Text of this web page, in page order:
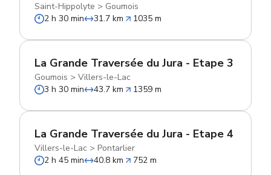
Saint-Hippolyte > Goumois
2 h 30 min
31.7 km 1035 m
La Grande Traversée du Jura - Etape 3
Goumois > Villers-le-Lac
3 h 30 min
43.7 km 1359 m
La Grande Traversée du Jura - Etape 4
Villers-le-Lac > Pontarlier
2 h 45 min
40.8 km 752 m